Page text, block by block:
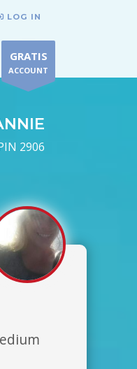
LOG IN
GRATIS
ACCOUNT
2906